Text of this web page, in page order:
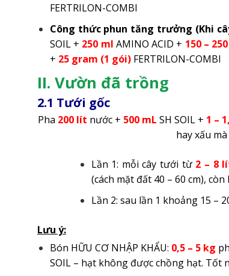
FERTRILON-COMBI
Công thức phun tăng trưởng (Khi
SOIL + 250 ml AMINO ACID + 150 –
+ 25 gram (1 gói) FERTRILON-COMBI
II. Vườn đã trồng
2.1 Tưới gốc
Pha 200 lít nước + 500 mL SH SOIL + 1 –
hay xấu
Lần 1: mỗi cây tưới từ 2 – 8
(cách mặt đất 40 – 60 cm),
Lần 2: sau lần 1 khoảng 15 –
Lưu ý:
Bón HỮU CƠ NHẬP KHẨU: 0,5 – 5 kg
SOIL – hạt không được chồng hạt. Tốt